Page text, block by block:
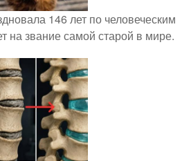
146 лет по человеческим
на звание самой старой в мире.